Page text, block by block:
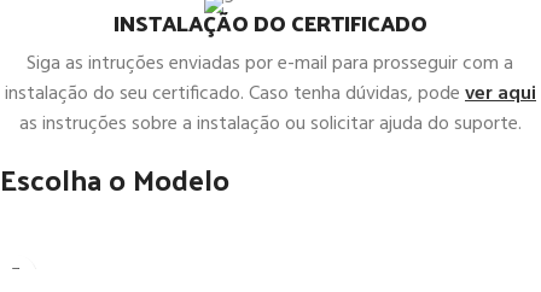
INSTALAÇÃO DO CERTIFICADO
Siga as intruções enviadas por e-mail para prosseguir com a
instalação do seu certificado. Caso tenha dúvidas, podever aqui
as instruções sobre a instalação ou solicitar ajuda do suporte.
Escolha o Modelo